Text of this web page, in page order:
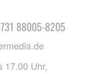
88005-8205
17.00 Uhr,